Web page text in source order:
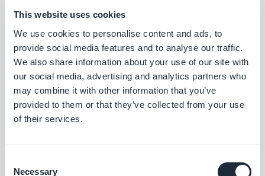
This website uses cookies
We use cookies to personalise content and ads, to
provide social media features and to analyse our traffic.
We also share information about your use of our site with
our social media, advertising and analytics partners who
may combine it with other information that you’ve
provided to them or that they’ve collected from your use
of their services.
Selection
Necessary